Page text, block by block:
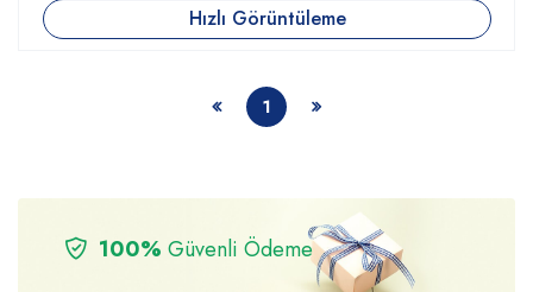
Hızlı Görüntüleme
1
100% Güvenli Ödeme